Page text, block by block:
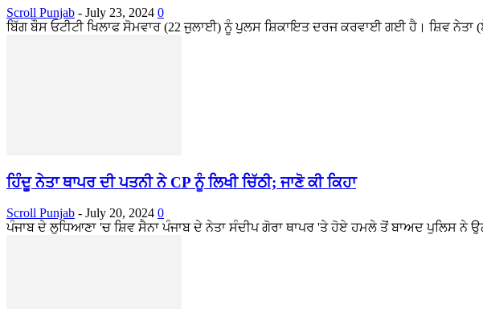
Scroll Punjab - July 23, 2024 0
ਬਿੱਗ ਬੌਸ ਓਟੀਟੀ ਖਿਲਾਫ ਸੋਮਵਾਰ (22 ਜੁਲਾਈ) ਨੂੰ ਪੁਲਸ ਸ਼ਿਕਾਇਤ ਦਰਜ ਕਰਵਾਈ ਗਈ ਹੈ। ਸ਼ਿਵ ਨੇਤਾ
ਹਿੰਦੂ ਨੇਤਾ ਥਾਪਰ ਦੀ ਪਤਨੀ ਨੇ CP ਨੂੰ ਲਿਖੀ ਚਿੱਠੀ; ਜਾਣੋ ਕੀ ਕਿਹਾ
Scroll Punjab - July 20, 2024 0
ਪੰਜਾਬ ਦੇ ਲੁਧਿਆਣਾ 'ਚ ਸ਼ਿਵ ਸੈਨਾ ਪੰਜਾਬ ਦੇ ਨੇਤਾ ਸੰਦੀਪ ਗੋਰਾ ਥਾਪਰ 'ਤੇ ਹੋਏ ਹਮਲੇ ਤੋਂ ਬਾਅਦ ਪੁਲਿਸ ਨੇ